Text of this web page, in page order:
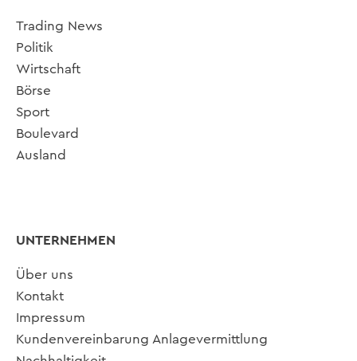
Trading News
Politik
Wirtschaft
Börse
Sport
Boulevard
Ausland
UNTERNEHMEN
Über uns
Kontakt
Impressum
Kundenvereinbarung Anlagevermittlung